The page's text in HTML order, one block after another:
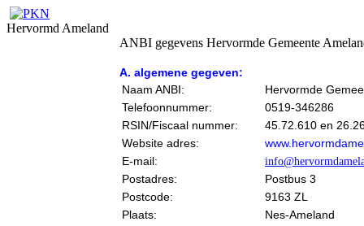
Hervormd Ameland
ANBI gegevens Hervormde Gemeente
A. algemene gegeven:
Naam ANBI:
Hervormde
Telefoonnummer:
0519-346286
RSIN/Fiscaal nummer:
45.72.610 en
Website adres:
E-mail:
Postadres:
Postbus 3
Postcode:
9163 ZL
Plaats:
Nes-Ameland